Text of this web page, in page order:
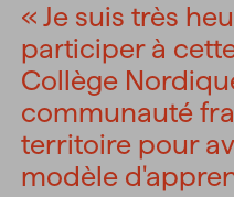
« Je suis très
participer à
Collège
communauté
territoire pour
modèle